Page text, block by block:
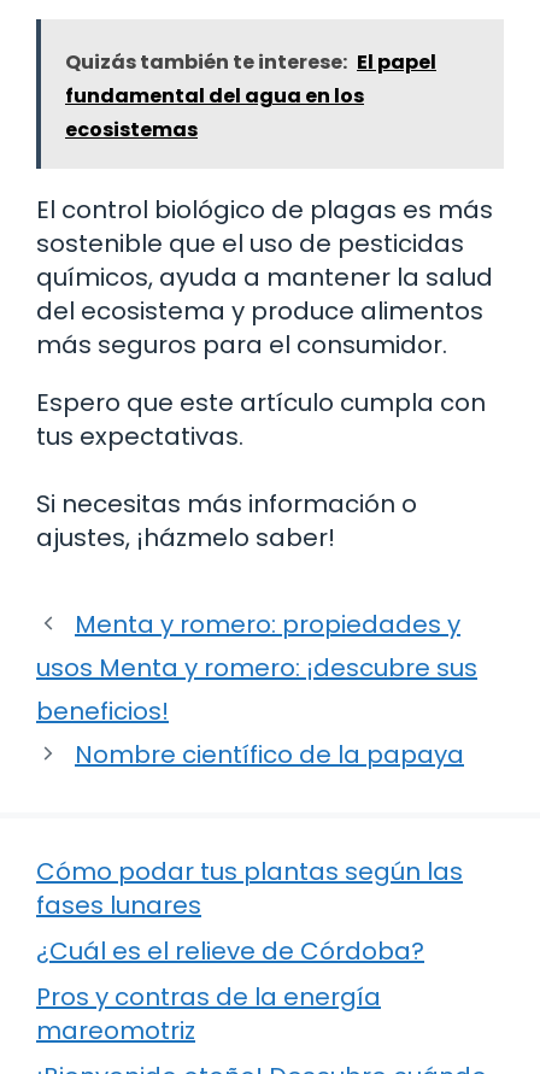
Quizás también te interese: El papel
fundamental del agua en los
ecosistemas
El control biológico de plagas es más
sostenible que el uso de pesticidas
químicos, ayuda a mantener la salud
del ecosistema y produce alimentos
más seguros para el consumidor.
Espero que este artículo cumpla con
tus expectativas.
Si necesitas más información o
ajustes, ¡házmelo saber!
Menta y romero: propiedades y
usos Menta y romero: ¡descubre sus
beneficios!
Nombre científico de la papaya
Cómo podar tus plantas según las
fases lunares
¿Cuál es el relieve de Córdoba?
Pros y contras de la energía
mareomotriz